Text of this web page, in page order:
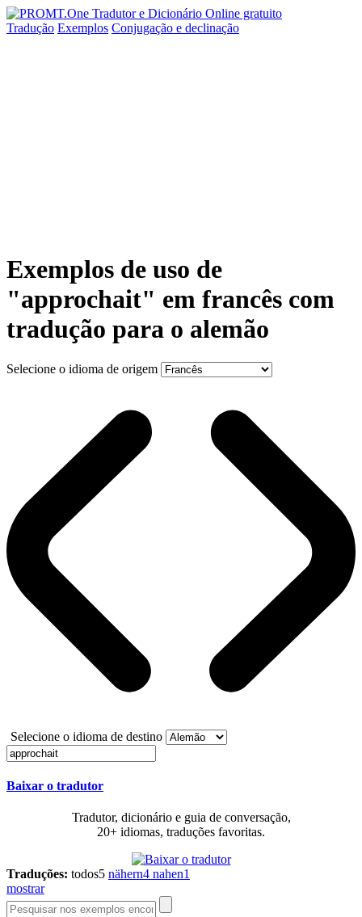
Tradução Exemplos Conjugação e declinação
Exemplos de uso de
"approchait" em francês com
tradução para o alemão
Selecione o idioma de origem
Selecione o idioma de destino
Baixar o tradutor
Tradutor, dicionário e guia de conversação,
20+ idiomas, traduções favoritas.
Traduções: todos5 nähern4 nahen1
mostrar